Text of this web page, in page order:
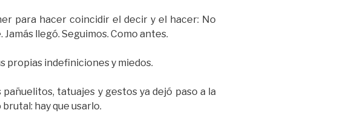
para hacer coincidir el decir y el hacer: No
llegó. Seguimos. Como antes.
propias indefiniciones y miedos.
tatuajes y gestos ya dejó paso a la
hay que usarlo.